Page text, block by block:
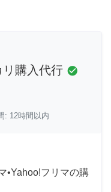
購入代行 check_circle
: 12時間以内
•Yahoo!フリマの購